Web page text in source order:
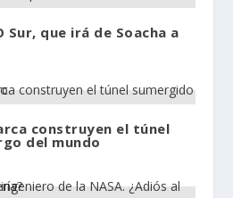
Sur, que irá de Soacha a
construyen el túnel
del mundo